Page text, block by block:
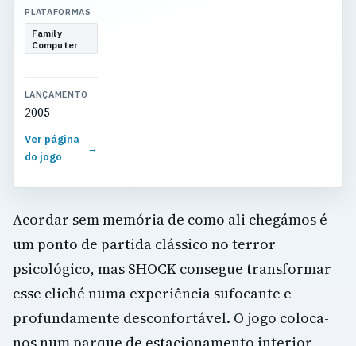
PLATAFORMAS
Family
Computer
LANÇAMENTO
2005
Ver página
do jogo
→
Acordar sem memória de como ali chegámos é
um ponto de partida clássico no terror
psicológico, mas SHOCK consegue transformar
esse cliché numa experiência sufocante e
profundamente desconfortável. O jogo coloca-